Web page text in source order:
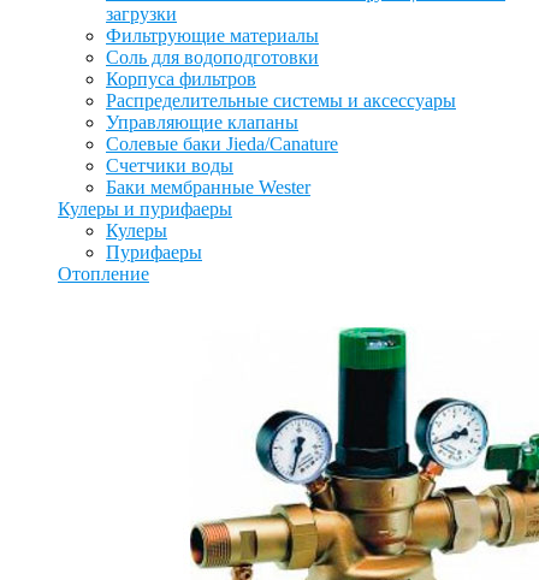
загрузки
Фильтрующие материалы
Соль для водоподготовки
Корпуса фильтров
Распределительные системы и аксессуары
Управляющие клапаны
Солевые баки Jieda/Canature
Счетчики воды
Баки мембранные Wester
Кулеры и пурифаеры
Кулеры
Пурифаеры
Отопление